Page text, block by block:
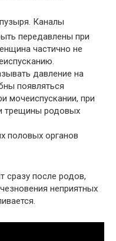
Каналы
передавлены при
частично не
давление на
появляться
мочеиспускании, при
трещины родовых
половых органов
сразу после родов,
неприятных